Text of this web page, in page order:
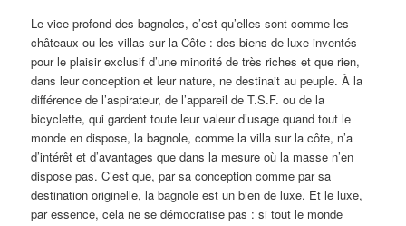
Le vice profond des bagnoles, c’est qu’elles sont comme les
châteaux ou les villas sur la Côte : des biens de luxe inventés
pour le plaisir exclusif d’une minorité de très riches et que rien,
dans leur conception et leur nature, ne destinait au peuple. À la
différence de l’aspirateur, de l’appareil de T.S.F. ou de la
bicyclette, qui gardent toute leur valeur d’usage quand tout le
monde en dispose, la bagnole, comme la villa sur la côte, n’a
d’intérêt et d’avantages que dans la mesure où la masse n’en
dispose pas. C’est que, par sa conception comme par sa
destination originelle, la bagnole est un bien de luxe. Et le luxe,
par essence, cela ne se démocratise pas : si tout le monde